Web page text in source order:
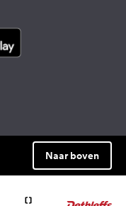
Naar boven